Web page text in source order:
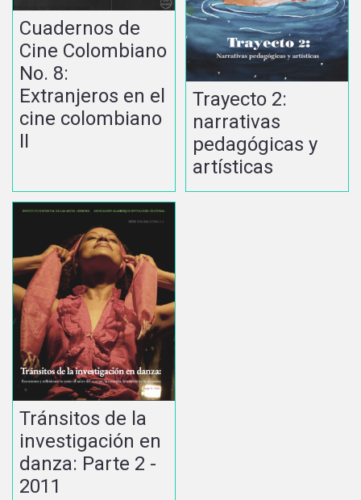
Cuadernos de
Cine Colombiano
No. 8:
Extranjeros en el
cine colombiano
II
Trayecto 2:
narrativas
pedagógicas y
artísticas
Tránsitos de la
investigación en
danza: Parte 2 -
2011